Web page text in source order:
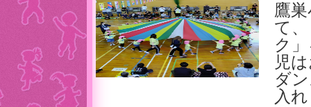
鷹
て
ク
児
ダ
入